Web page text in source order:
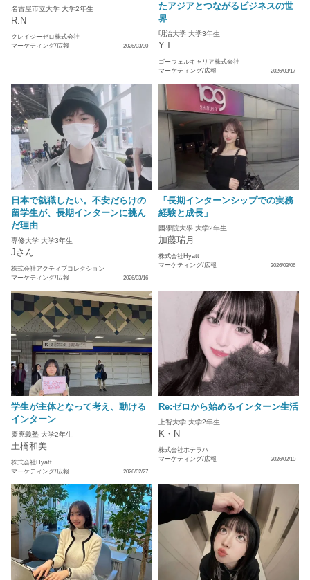
名古屋市立大学 大学2年生
R.N
クレイジーゼロ株式会社
マーケティング/広報
2026/03/30
たアジアとつながるビジネスの世
界
明治大学 大学3年生
Y.T
ゴーウェルキャリア株式会社
マーケティング/広報
2026/03/17
日本で就職したい。不安だらけの
留学生が、長期インターンに挑ん
だ理由
専修大学 大学3年生
Jさん
株式会社アクティブコレクション
マーケティング/広報
2026/03/16
「長期インターンシップでの実務
経験と成長」
國學院大學 大学2年生
加藤瑞月
株式会社Hyatt
マーケティング/広報
2026/03/06
学生が主体となって考え、動ける
インターン
慶應義塾 大学2年生
土橋和美
株式会社Hyatt
マーケティング/広報
2026/02/27
Re:ゼロから始めるインターン生活
上智大学 大学2年生
K・N
株式会社ホテラバ
マーケティング/広報
2026/02/10